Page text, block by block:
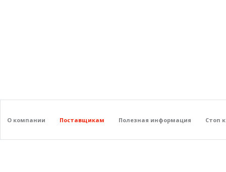
О компании Поставщикам Полезная информация Стоп